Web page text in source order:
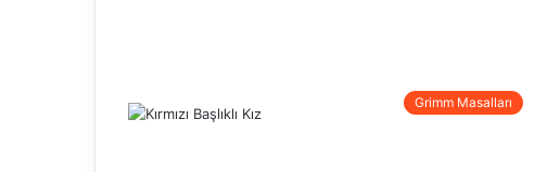
Grimm Masalları